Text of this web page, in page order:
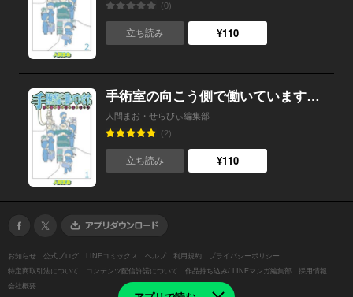
(0)
立ち読み ¥110
手術室の向こう側で働いています。手術室看護師の非日常ライフ 【せらびぃ連載版】１
人間まお・せらびぃ編集部
(2)
立ち読み ¥110
お知らせ 公式ブログ LINEコミックス ヘルプ 利用規約
プライバシーポリシー
特定商取引法について
コンテンツ配信許諾について 作品持ち込み/ LINEマンガ編集部
採用情報
会社概要